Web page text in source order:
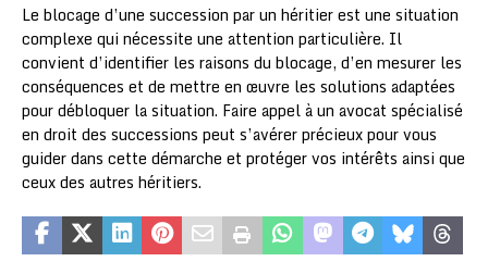
Le blocage d’une succession par un héritier est une situation
complexe qui nécessite une attention particulière. Il
convient d’identifier les raisons du blocage, d’en mesurer les
conséquences et de mettre en œuvre les solutions adaptées
pour débloquer la situation. Faire appel à un avocat spécialisé
en droit des successions peut s’avérer précieux pour vous
guider dans cette démarche et protéger vos intérêts ainsi que
ceux des autres héritiers.